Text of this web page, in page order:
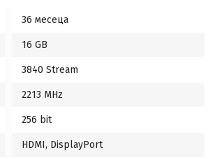
36 месеца
16 GB
3840 Stream
2213 MHz
256 bit
HDMI, DisplayPort